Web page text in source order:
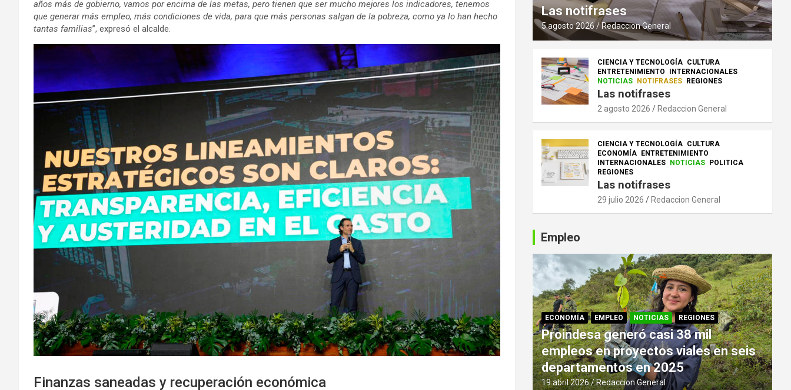
años más de gobierno, vamos por encima de las metas, pero tienen que ser mucho mejores los indicadores, tenemos
que generar más empleo, más condiciones de vida, para que más personas salgan de la pobreza, como ya lo han hecho
tantas familias”, expresó el alcalde.
Finanzas saneadas y recuperación económica
Las notifrases
5 agosto 2026 Redaccion General
CIENCIA Y TECNOLOGÍA CULTURA
ENTRETENIMIENTO
INTERNACIONALES
NOTICIAS
NOTIFRASES REGIONES
Las notifrases
2 agosto 2026 Redaccion General
CIENCIA Y TECNOLOGÍA CULTURA
ECONOMÍA
ENTRETENIMIENTO
INTERNACIONALES
NOTICIAS
POLITICA
REGIONES
Las notifrases
29 julio 2026 Redaccion General
Empleo
ECONOMÍA EMPLEO NOTICIAS REGIONES
Proindesa generó casi 38 mil
empleos en proyectos viales en seis
departamentos en 2025
19 abril 2026 Redaccion General